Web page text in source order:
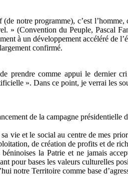
notre programme), c’est
» (Convention du Peuple, Pascal
à un développement accéléré de
confirmé.
prendre comme appui le dernier
». Dans ce point, je verrai les
de la campagne
vie et le social au centre de mes
de création de profits et de
la Patrie et ne jamais
pour bases les valeurs culturelles
notre Territoire comme base